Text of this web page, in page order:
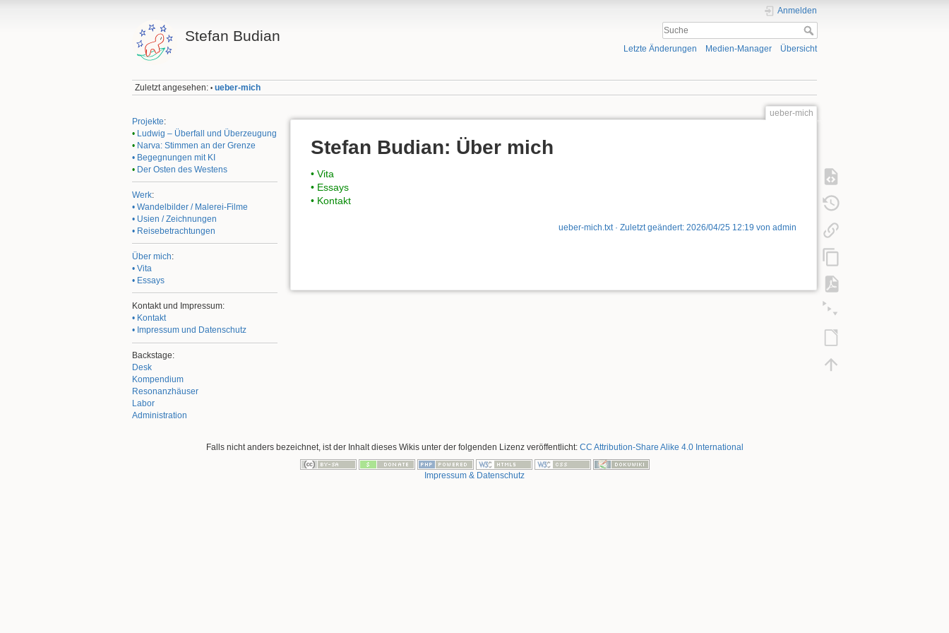
Stefan Budian
Anmelden
Letzte Änderungen Medien-Manager Übersicht
Zuletzt angesehen: • ueber-mich
Projekte:
• Ludwig – Überfall und Überzeugung
• Narva: Stimmen an der Grenze
• Begegnungen mit KI
• Der Osten des Westens
Werk:
• Wandelbilder / Malerei-Filme
• Usien / Zeichnungen
• Reisebetrachtungen
Über mich:
• Vita
• Essays
Kontakt und Impressum:
• Kontakt
• Impressum und Datenschutz
Backstage:
Desk
Kompendium
Resonanzhäuser
Labor
Administration
ueber-mich
Stefan Budian: Über mich
• Vita
• Essays
• Kontakt
ueber-mich.txt · Zuletzt geändert: 2026/04/25 12:19 von admin
Falls nicht anders bezeichnet, ist der Inhalt dieses Wikis unter der folgenden Lizenz veröffentlicht: CC Attribution-Share Alike 4.0 International
Impressum & Datenschutz